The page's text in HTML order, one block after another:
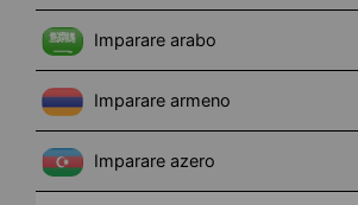
Imparare arabo
Imparare armeno
Imparare azero